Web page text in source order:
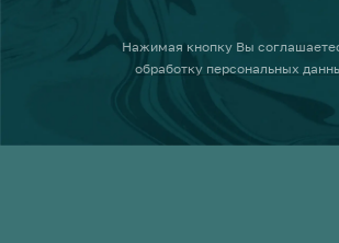
Нажимая кнопку Вы
обработку персональных